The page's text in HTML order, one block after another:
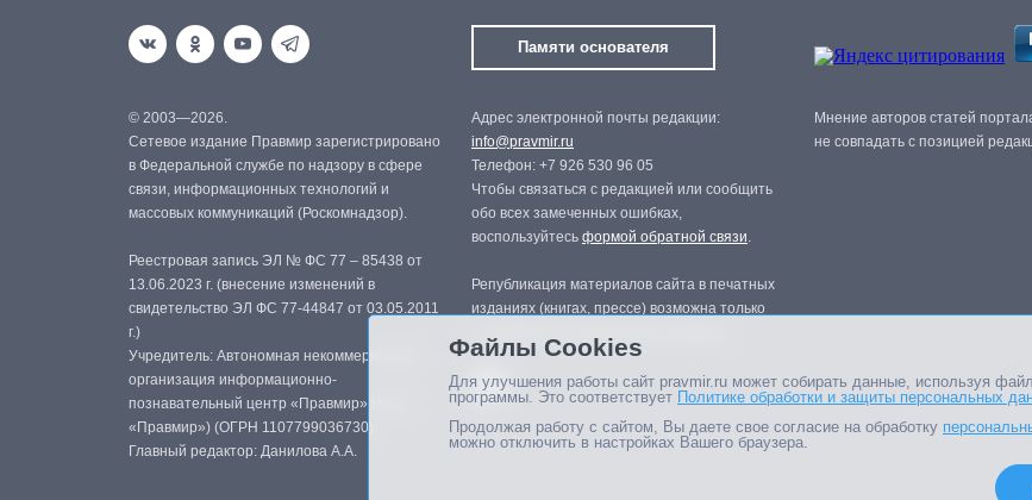
Памяти основателя
© 2003—2026.
Сетевое издание Правмир зарегистрировано
в Федеральной службе по надзору в сфере
связи, информационных технологий и
массовых коммуникаций (Роскомнадзор).
Реестровая запись ЭЛ № ФС 77 – 85438 от
13.06.2023 г. (внесение изменений в
свидетельство ЭЛ ФС 77-44847 от 03.05.2011
г.)
Учредитель: Автономная некоммерческая
организация информационно-
познавательный центр «Правмир» (АНО
«Правмир») (ОГРН 1107799036730)
Главный редактор: Данилова А.А.
Адрес электронной почты редакции:
info@pravmir.ru
Телефон: +7 926 530 96 05
Чтобы связаться с редакцией или сообщить
обо всех замеченных ошибках,
воспользуйтесь формой обратной связи.
Републикация материалов сайта в печатных
изданиях (книгах, прессе) возможна только
Мнение авторов статей
не совпадать с позицией
Файлы Cookies
Для улучшения работы сайт pravmir.ru может собирать данные, используя
программы. Это соответствует Политике обработки и защиты персональных
Продолжая работу с сайтом, Вы даете свое согласие на обработку
можно отключить в настройках Вашего браузера.